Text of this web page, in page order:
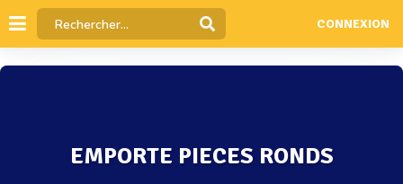
CONNEXION
EMPORTE PIECES RONDS